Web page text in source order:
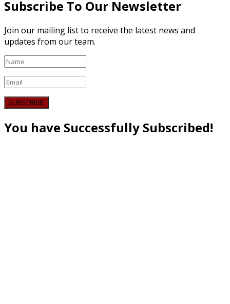
Subscribe To Our Newsletter
Join our mailing list to receive the latest news and
updates from our team.
SUBSCRIBE!
You have Successfully Subscribed!